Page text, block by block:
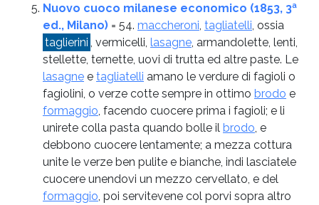
Nuovo cuoco milanese economico (1853, 3ª
ed., Milano) = 54. maccheroni, tagliatelli, ossia
taglierini , vermicelli, lasagne, armandolette, lenti,
stellette, ternette, uovi di trutta ed altre paste. Le
lasagne e tagliatelli amano le verdure di fagioli o
fagiolini, o verze cotte sempre in ottimo brodo e
formaggio, facendo cuocere prima i fagioli; e li
unirete colla pasta quando bolle il brodo, e
debbono cuocere lentamente; a mezza cottura
unite le verze ben pulite e bianche, indi lasciatele
cuocere unendovi un mezzo cervellato, e del
formaggio, poi servitevene col porvi sopra altro